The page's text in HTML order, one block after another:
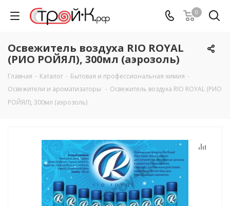
0
Освежитель воздуха RIO ROYAL
(РИО РОЙЯЛ), 300мл (аэрозоль)
Главная - Каталог - Бытовая и профессиональная химия -
Освежители и ароматизаторы - Освежитель воздуха RIO ROYAL (РИО
РОЙЯЛ), 300мл (аэрозоль)